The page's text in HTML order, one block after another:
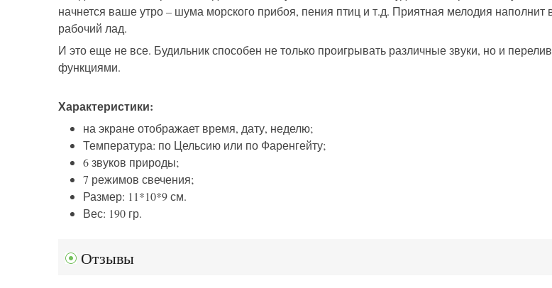
начнется ваше утро – шума морского прибоя, пения птиц и т.д. Приятная мелодия
рабочий лад.
И это еще не все. Будильник способен не только проигрывать различные звуки, но и
функциями.
Характеристики:
на экране отображает время, дату, неделю;
Температура: по Цельсию или по Фаренгейту;
6 звуков природы;
7 режимов свечения;
Размер: 11*10*9 см.
Вес: 190 гр.
Отзывы